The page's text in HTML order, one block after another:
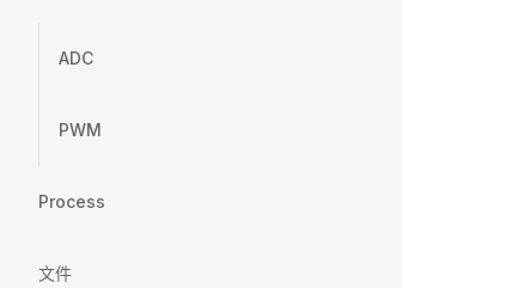
ADC
PWM
Process
文件